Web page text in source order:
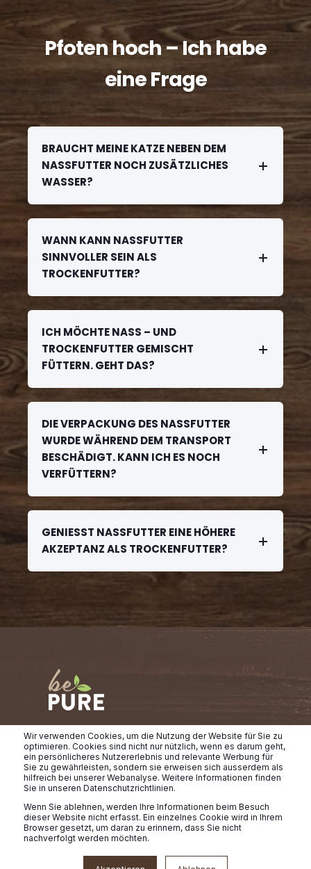
Wir verwenden Cookies, um die Nutzung der Website für Sie zu
optimieren. Cookies sind nicht nur nützlich, wenn es darum geht,
ein persönlicheres Nutzererlebnis und relevante Werbung für
Sie zu gewährleisten, sondern sie erweisen sich ausserdem als
hilfreich bei unserer Webanalyse. Weitere Informationen finden
Sie in unseren Datenschutzrichtlinien.
Wenn Sie ablehnen, werden Ihre Informationen beim Besuch
dieser Website nicht erfasst. Ein einzelnes Cookie wird in Ihrem
Browser gesetzt, um daran zu erinnern, dass Sie nicht
nachverfolgt werden möchten.
Pfoten hoch – Ich habe
eine Frage
BRAUCHT MEINE KATZE NEBEN DEM
NASSFUTTER NOCH ZUSÄTZLICHES
WASSER?
WANN KANN NASSFUTTER
SINNVOLLER SEIN ALS
TROCKENFUTTER?
ICH MÖCHTE NASS – UND
TROCKENFUTTER GEMISCHT
FÜTTERN. GEHT DAS?
DIE VERPACKUNG DES NASSFUTTER
WURDE WÄHREND DEM TRANSPORT
BESCHÄDIGT. KANN ICH ES NOCH
VERFÜTTERN?
GENIESST NASSFUTTER EINE HÖHERE
AKZEPTANZ ALS TROCKENFUTTER?
Natürliches, pures Futter für deinen Liebling.
NEWSLETTER ABONNIEREN